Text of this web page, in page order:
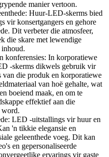
manier vertoon.
Huur-LED-skerms bied
vir konsertgangers en gehore
Dit verbeter die atmosfeer,
die skare met lewendige
inhoud.
konferensies: In korporatiewe
-skerms dikwels gebruik vir
van die produk en korporatiewe
van hoë gehalte, wat
boeiend maak, en om te
effektief aan die
word.
LED -uitstallings vir huur en
'n tikkie elegansie en
geleenthede voeg. Dit kan
en gepersonaliseerde
ervarings vir gaste